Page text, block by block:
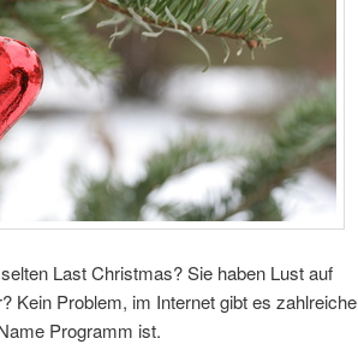
Last Christmas? Sie haben Lust auf
Kein Problem, im Internet gibt es zahlreiche
Programm ist.